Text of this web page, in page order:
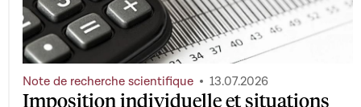
Imposition individuelle et situations
Note de recherche scientifique 13.07.2026